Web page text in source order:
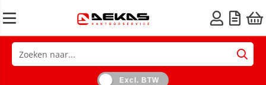
Excl. BTW